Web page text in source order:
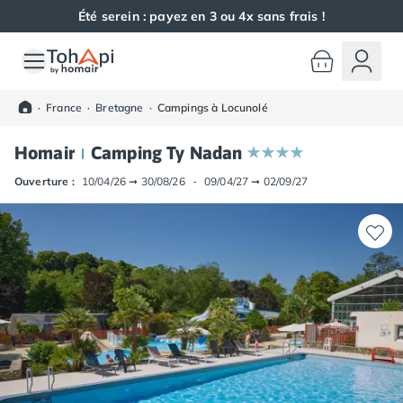
Été serein : payez en 3 ou 4x sans frais !
Toutes nos destinations
Camping Alsace
Camping Haut-Rhin
Camping Colmar
Camping Mulhouse
Camping Munster
Camping Aquitaine
Camping Dordogne
Camping Carsac-Aillac
Camping Les Eyzies-de-Tayac-Sireuil
Camping Sarlat
Camping Gironde
Camping Bordeaux
Camping Carcans
· France · Bretagne · Campings à Locunolé
Homair Camping Ty Nadan
Ouverture : 10/04/26 ➞ 30/08/26 - 09/04/27 ➞ 02/09/27